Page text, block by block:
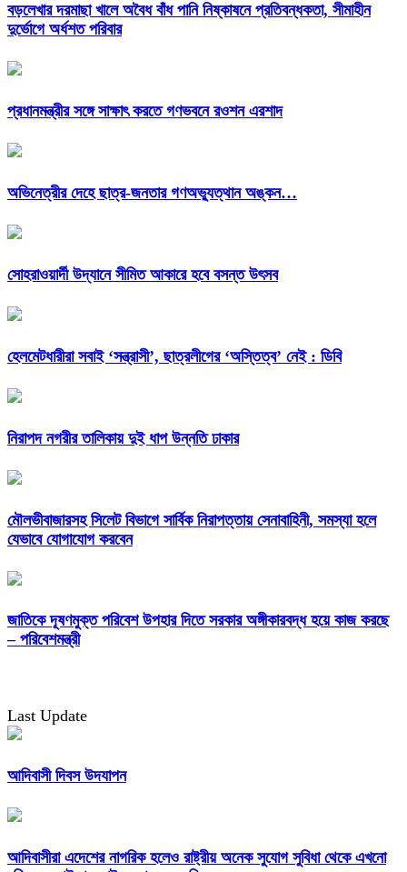
বড়লেখার দরমাছা খালে অবৈধ বাঁধ পানি নিষ্কাষনে প্রতিবন্ধকতা, সীমাহীন
দুর্ভোগে অর্ধশত পরিবার
প্রধানমন্ত্রীর সঙ্গে সাক্ষাৎ করতে গণভবনে রওশন এরশাদ
অভিনেত্রীর দেহে ছাত্র-জনতার গণঅভ্যুত্থান অঙ্কন…
সোহরাওয়ার্দী উদ্যানে সীমিত আকারে হবে বসন্ত উৎসব
হেলমেটধারীরা সবাই ‘সন্ত্রাসী’, ছাত্রলীগের ‘অস্তিত্ব’ নেই : ডিবি
নিরাপদ নগরীর তালিকায় দুই ধাপ উন্নতি ঢাকার
মৌলভীবাজারসহ সিলেট বিভাগে সার্বিক নিরাপত্তায় সেনাবাহিনী, সমস্যা হলে
যেভাবে যোগাযোগ করবেন
জাতিকে দূষণমুক্ত পরিবেশ উপহার দিতে সরকার অঙ্গীকারবদ্ধ হয়ে কাজ করছে
– পরিবেশমন্ত্রী
Last Update
আদিবাসী দিবস উদযাপন
আদিবাসীরা এদেশের নাগরিক হলেও রাষ্ট্রীয় অনেক সুযোগ সুবিধা থেকে এখনো